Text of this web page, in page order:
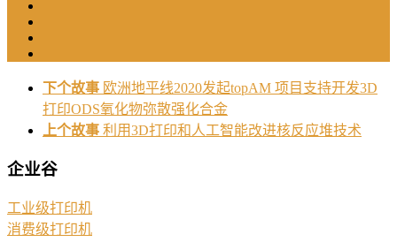
下个故事 欧洲地平线2020发起topAM 项目支持开发3D
打印ODS氧化物弥散强化合金
上个故事 利用3D打印和人工智能改进核反应堆技术
企业谷
工业级打印机
消费级打印机